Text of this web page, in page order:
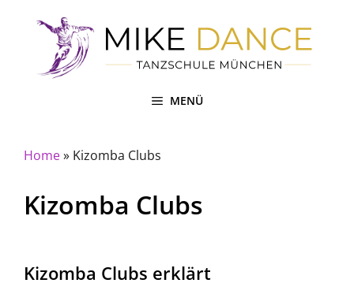
MENÜ
Home» Kizomba Clubs
Kizomba Clubs
Kizomba Clubs erklärt